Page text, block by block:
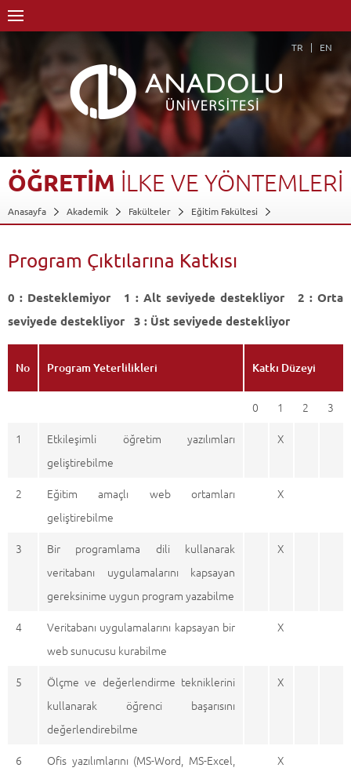
TR EN
ÖĞRETİM İLKE VE YÖNTEMLERİ
Anasayfa Akademik Fakülteler
Eğitim Fakültesi
Bilgisayar ve Öğretim Teknolojileri Öğretmenliği Programı
Dersler - AKTS Kredileri
Program Çıktılarına Katkısı
Geri Dön
Program Çıktılarına Katkısı
0 : Desteklemiyor 1 : Alt seviyede destekliyor 2 : Orta
seviyede destekliyor 3 : Üst seviyede destekliyor
No Program Yeterlilikleri Katkı Düzeyi
0 1 2
3
1
Etkileşimli öğretim yazılımları
geliştirebilme
X
2
Eğitim amaçlı web ortamları
geliştirebilme
X
3
Bir programlama dili kullanarak
veritabanı uygulamalarını kapsayan
gereksinime uygun program yazabilme
X
4
Veritabanı uygulamalarını kapsayan bir
web sunucusu kurabilme
X
5
Ölçme ve değerlendirme tekniklerini
kullanarak öğrenci başarısını
değerlendirebilme
X
6
Ofis yazılımlarını (MS-Word, MS-Excel,
X